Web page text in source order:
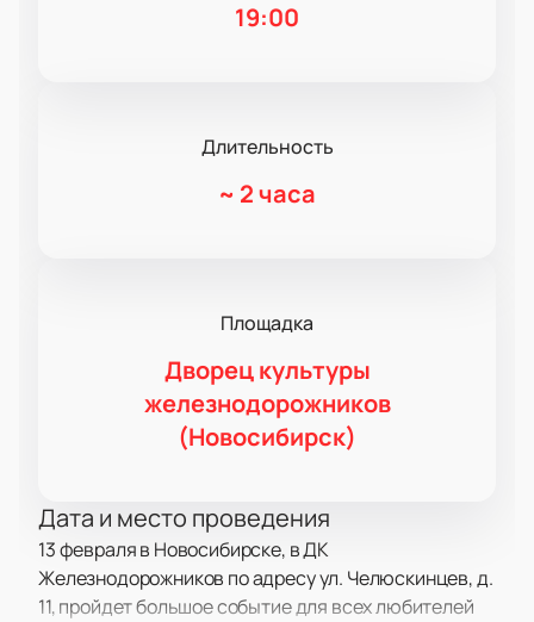
19:00
Длительность
~ 2 часа
Площадка
Дворец культуры
железнодорожников
(Новосибирск)
Дата и место проведения
13 февраля в Новосибирске, в ДК
Железнодорожников по адресу ул. Челюскинцев, д.
11, пройдет большое событие для всех любителей